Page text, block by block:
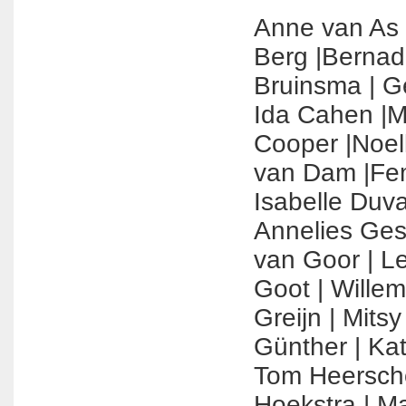
Anne van
Berg​
Bruinsma​ |
Ida Cahen​
Cooper​
van Dam​
Isabelle
Annelies
van Goor​ |​
Goot​ |
Greijn​ |
Günther​ |
Tom